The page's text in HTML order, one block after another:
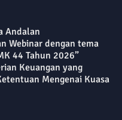
Andalan
Webinar dengan tema
44 Tahun 2026”
Keuangan yang
Mengenai Kuasa